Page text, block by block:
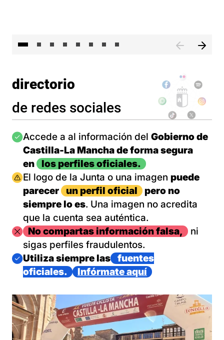
directorio
de redes sociales
Imagen
Accede a al información del Gobierno de
Castilla-La Mancha de forma segura
en
los perfiles oficiales.
Imagen
El logo de la Junta o una imagen puede
parecer
un perfil oficial
pero no
siempre lo es. Una imagen no acredita
que la cuenta sea auténtica.
ImagenNo compartas información falsa,
ni
sigas perfiles fraudulentos.
Imagen
Utiliza siempre las
fuentes
oficiales.
Infórmate aquí